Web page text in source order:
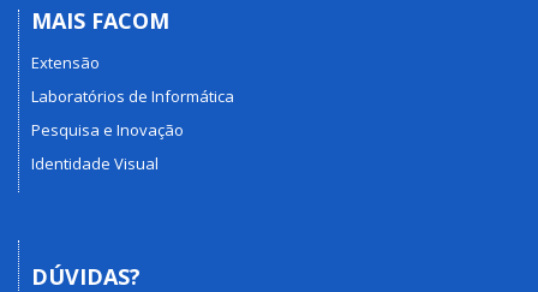
MAIS FACOM
Extensão
Laboratórios de Informática
Pesquisa e Inovação
Identidade Visual
DÚVIDAS?